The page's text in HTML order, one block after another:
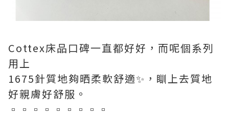
Cottex床品口碑一直都好好，而呢個系列
用上
1675針質地夠晒柔軟舒適✨️，瞓上去質地
好親膚好舒服。
▫️▫️▫️▫️▫️▫️▫️▫️▫️